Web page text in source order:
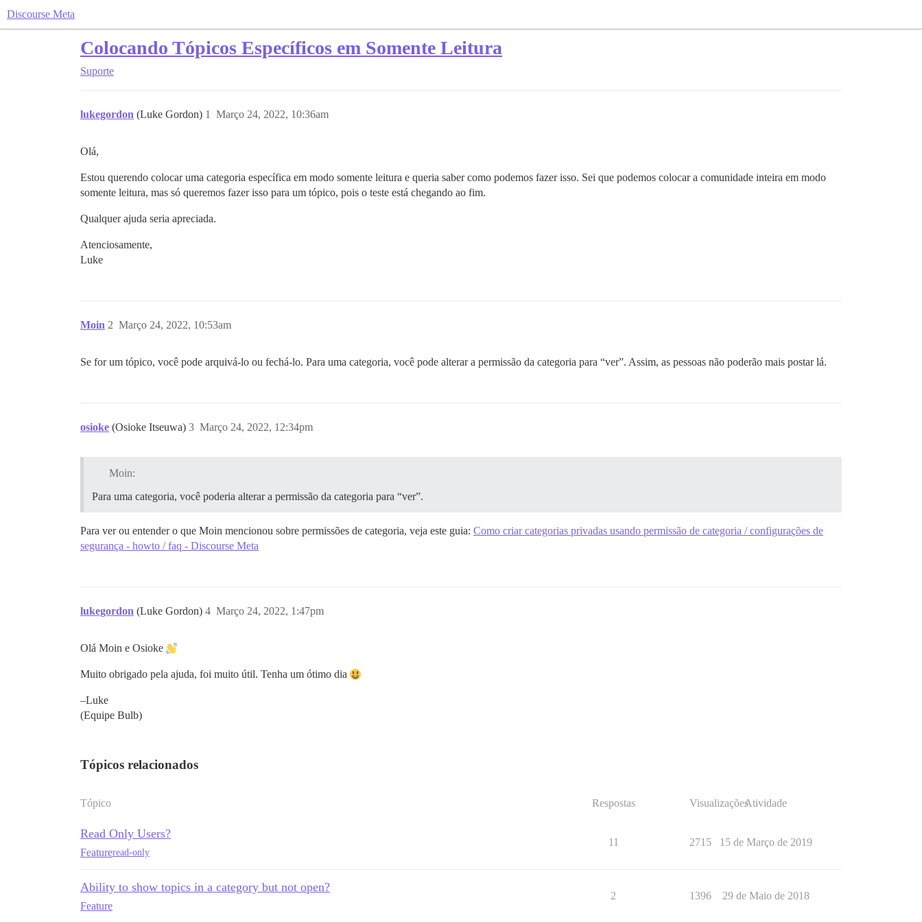
Discourse Meta
Colocando Tópicos Específicos em Somente Leitura
Suporte
lukegordon (Luke Gordon) Março 24, 2022, 10:36am
1
Olá,
Estou querendo colocar uma categoria específica em modo somente leitura e queria saber como podemos fazer isso. Sei que podemos colocar a comunidade inteira em modo
somente leitura, mas só queremos fazer isso para um tópico, pois o teste está chegando ao fim.
Qualquer ajuda seria apreciada.
Atenciosamente,
Luke
Moin Março 24, 2022, 10:53am
2
Se for um tópico, você pode arquivá-lo ou fechá-lo. Para uma categoria, você pode alterar a permissão da categoria para “ver”. Assim, as pessoas não poderão mais postar lá.
osioke (Osioke Itseuwa) Março 24, 2022, 12:34pm
3
Moin:
Para uma categoria, você poderia alterar a permissão da categoria para “ver”.
Para ver ou entender o que Moin mencionou sobre permissões de categoria, veja este guia: Como criar categorias privadas usando permissão de categoria / configurações de
segurança - howto / faq - Discourse Meta
lukegordon (Luke Gordon) Março 24, 2022, 1:47pm
4
Olá Moin e Osioke
Muito obrigado pela ajuda, foi muito útil. Tenha um ótimo dia
–Luke
(Equipe Bulb)
Tópicos relacionados
Tópico Respostas VisualizaçõesAtividade
Read Only Users?
Featureread-only
11 2715 15 de Março de 2019
Ability to show topics in a category but not open?
Feature
2 1396 29 de Maio de 2018